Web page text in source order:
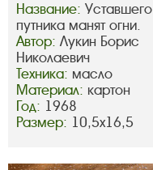
Название: Уставшего
путника манят огни.
Автор: Лукин Борис
Николаевич
Техника: масло
Материал: картон
Год: 1968
Размер: 10,5х16,5